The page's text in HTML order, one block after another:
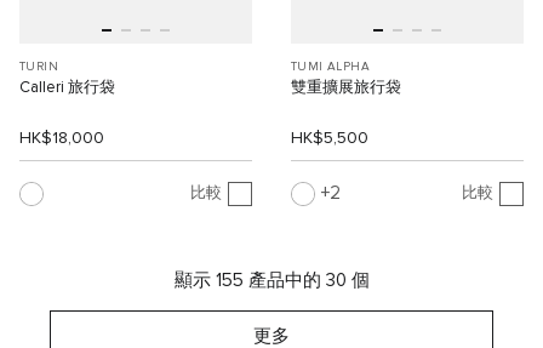
TURIN
Calleri 旅行袋
HK$18,000
比較
TUMI ALPHA
雙重擴展旅行袋
HK$5,500
2 比較
顯示 155 產品中的 30 個
更多